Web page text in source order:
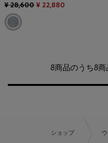
¥ 28,600 ¥ 22,880
8商品のうち8
ショップ